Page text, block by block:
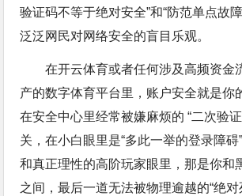
验证码不等于绝对安全”和“防范单点故
泛泛网民对网络安全的盲目乐观。
在开云体育或者任何涉及高频资金
产的数字体育平台里，账户安全就是你
在安全中心里经常被嫌麻烦的 “二次验
关，在小白眼里是“多此一举的登录障碍
和真正理性的高阶玩家眼里，那是你和
之间，最后一道无法被物理逾越的“绝对